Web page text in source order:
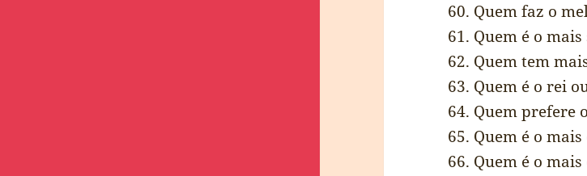
60. Quem faz o
61. Quem é o
62. Quem tem
63. Quem é o rei
64. Quem prefere
65. Quem é o
66. Quem é o